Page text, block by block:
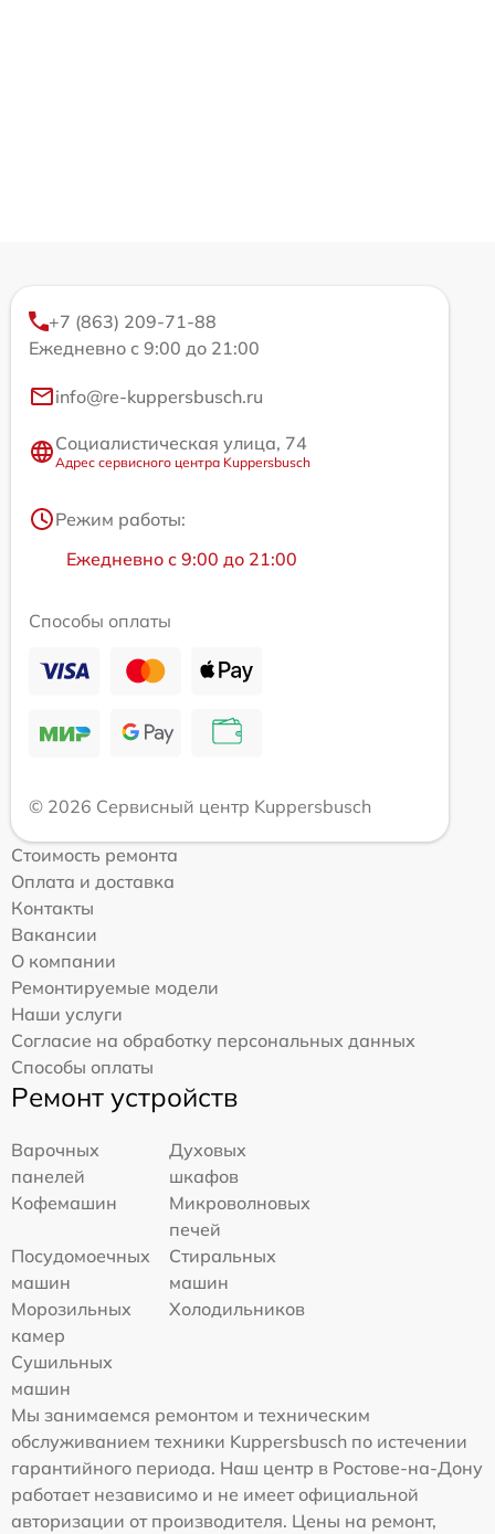
+7 (863) 209-71-88
Ежедневно с 9:00 до 21:00
info@re-kuppersbusch.ru
Социалистическая улица, 74
Адрес сервисного центра Kuppersbusch
Режим работы:
Ежедневно с 9:00 до 21:00
Способы оплаты
© 2026 Сервисный центр Kuppersbusch
Стоимость ремонта
Оплата и доставка
Контакты
Вакансии
О компании
Ремонтируемые модели
Наши услуги
Согласие на обработку персональных данных
Способы оплаты
Ремонт устройств
Варочных
панелей
Духовых
шкафов
Кофемашин
Микроволновых
печей
Посудомоечных
машин
Стиральных
машин
Морозильных
камер
Холодильников
Сушильных
машин
Мы занимаемся ремонтом и техническим
обслуживанием техники Kuppersbusch по истечении
гарантийного периода. Наш центр в Ростове-на-Дону
работает независимо и не имеет официальной
авторизации от производителя. Цены на ремонт,